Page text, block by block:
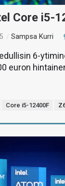
Core i5-
/Sampsa Kurri
6-
euron
Core i5-12400F